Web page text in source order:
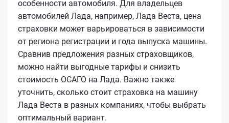
особенности автомобиля. Для владельцев
автомобилей Лада, например, Лада Веста, цена
страховки может варьироваться в зависимости
от региона регистрации и года выпуска машины.
Сравнив предложения разных страховщиков,
можно найти выгодные тарифы и снизить
стоимость ОСАГО на Лада. Важно также
уточнить, сколько стоит страховка на машину
Лада Веста в разных компаниях, чтобы выбрать
оптимальный вариант.